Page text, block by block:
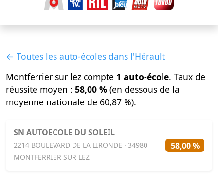
← Toutes les auto-écoles dans l'Hérault
Montferrier sur lez compte 1 auto-école. Taux de
réussite moyen : 58,00 % (en dessous de la
moyenne nationale de 60,87 %).
SN AUTOECOLE DU SOLEIL
2214 BOULEVARD DE LA LIRONDE · 34980
MONTFERRIER SUR LEZ
58,00 %